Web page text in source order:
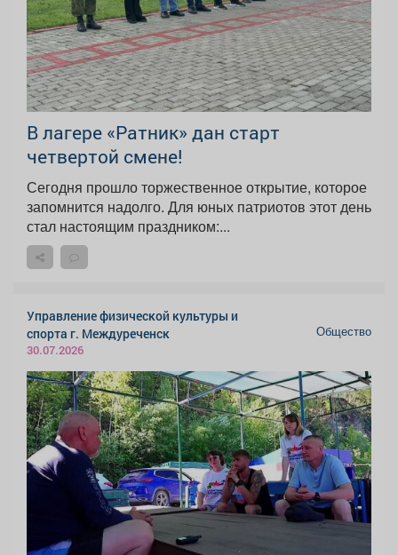
В лагере «Ратник» дан старт
четвертой смене!
Сегодня прошло торжественное открытие, которое
запомнится надолго. Для юных патриотов этот день
стал настоящим праздником:...
Управление физической культуры и
спорта г. Междуреченск
30.07.2026
Общество